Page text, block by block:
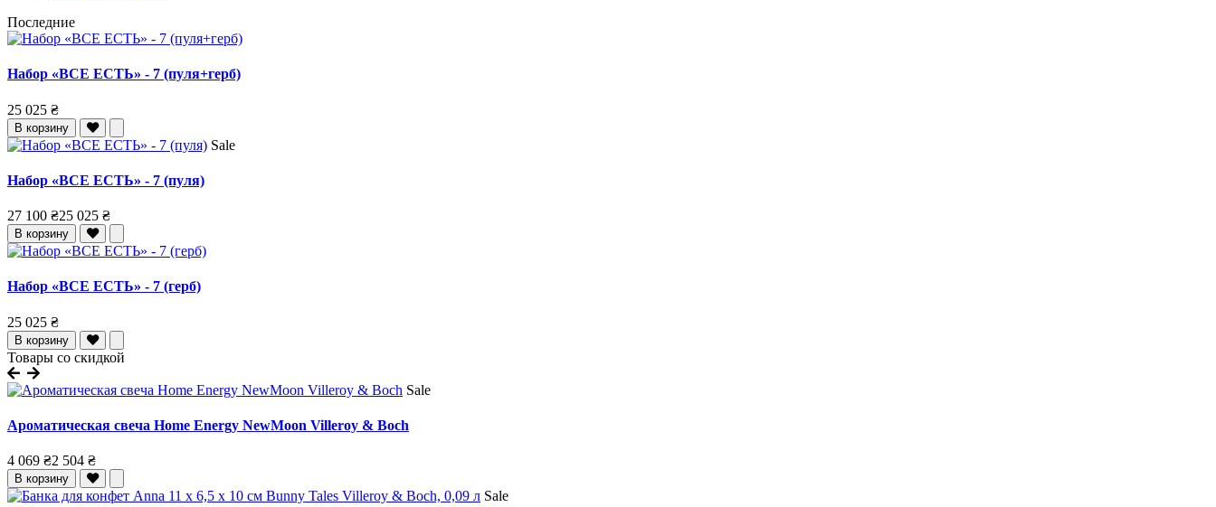
Последние
Набор «ВСЕ ЕСТЬ» - 7 (пуля+герб)
25 025 ₴
В корзину
Sale
Набор «ВСЕ ЕСТЬ» - 7 (пуля)
27 100 ₴25 025 ₴
В корзину
Набор «ВСЕ ЕСТЬ» - 7 (герб)
25 025 ₴
В корзину
Товары со скидкой
Sale
Ароматическая свеча Home Energy NewMoon Villeroy & Boch
4 069 ₴2 504 ₴
В корзину
Sale